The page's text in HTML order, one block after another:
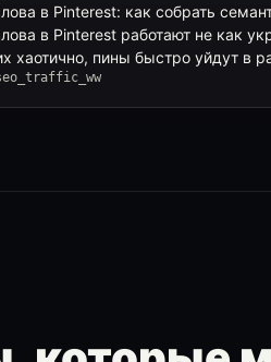
в Pinterest: как собрать
в Pinterest работают не как
хаотично, пины быстро уйдут в